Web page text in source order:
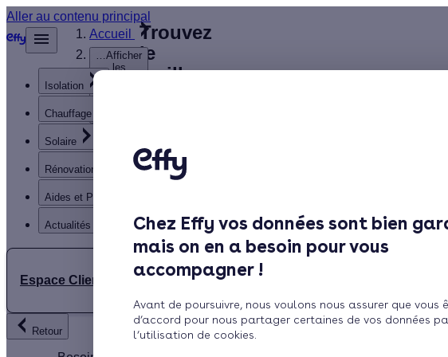
Chez Effy vos données sont bien
mais on en a besoin pour vous
accompagner !
Avant de poursuivre, nous voulons nous assurer que vous
d’accord pour nous partager certaines de vos données
l’utilisation de cookies.
Aller au contenu principal
Isolation
Chauffage
Solaire
Rénovation globale
Aides et Primes
Actualités
Espace Client
Retour
Accueil
…Afficher
les
Trouvez
le
meilleur
solaires
(27)
Rechercher